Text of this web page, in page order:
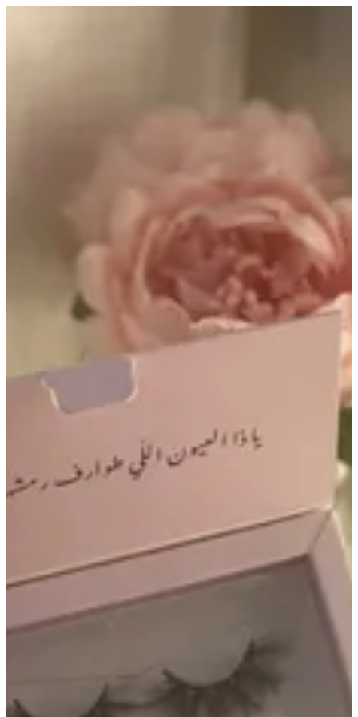
EN
تسجيل الدخول
EN
برنسس
تعليمات خاصة
برنسس | 💗 الترفا بيــوتي💗